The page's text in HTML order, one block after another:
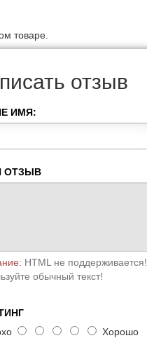
товаре.
отзыв
ИМЯ:
ОТЗЫВ
HTML не поддерживается!
обычный текст!
Хорошо